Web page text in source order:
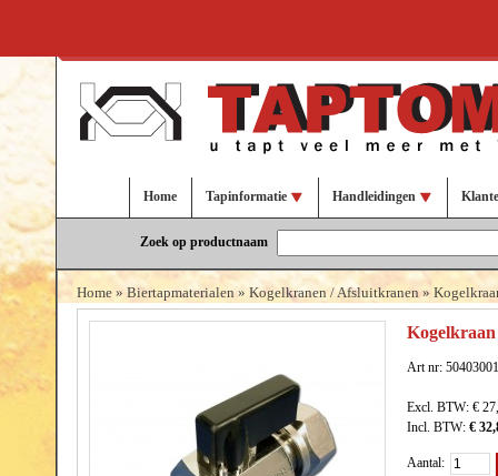
Home Tapinformatie Handleidingen
Zoek op productnaam
Home » Biertapmaterialen » Kogelkranen / Afsluitkranen »
Kogelkraan
Art nr:
Excl. BTW: €
Incl. BTW: €
Aantal: